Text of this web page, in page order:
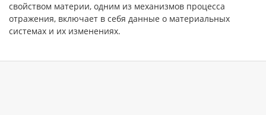
свойством материи, одним из механизмов процесса
отражения, включает в себя данные о материальных
системах и их изменениях.